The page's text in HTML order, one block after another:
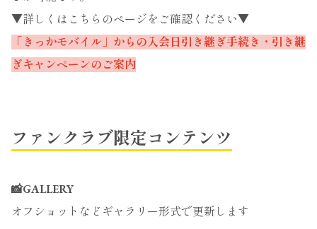
▼詳しくはこちらのページをご確認ください▼
「きっかモバイル」からの入会日引き継ぎ手続き・引き継
ぎキャンペーンのご案内
ファンクラブ限定コンテンツ
📸GALLERY
オフショットなどギャラリー形式で更新します